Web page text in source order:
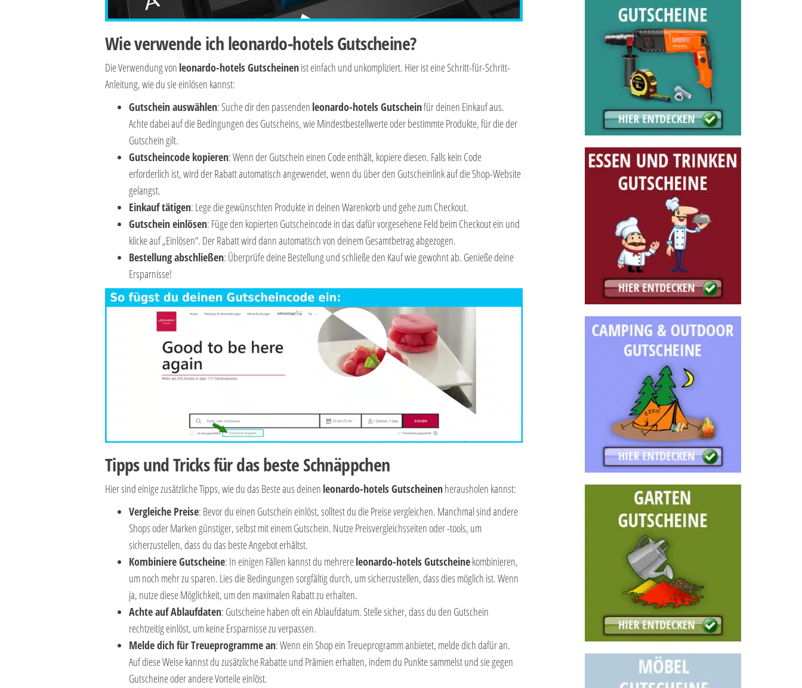
Wie verwende ich leonardo-hotels Gutscheine?
Die Verwendung von leonardo-hotels Gutscheinenist einfach und unkompliziert. Hier ist eine Schritt-für-Schritt-
Anleitung, wie du sie einlösen kannst:
Gutschein auswählen: Suche dir den passenden leonardo-hotels Gutscheinfür deinen Einkauf aus.
Achte dabei auf die Bedingungen des Gutscheins, wie Mindestbestellwerte oder bestimmte Produkte, für die der
Gutschein gilt.
Gutscheincode kopieren: Wenn der Gutschein einen Code enthält, kopiere diesen. Falls kein Code
erforderlich ist, wird der Rabatt automatisch angewendet, wenn du über den Gutscheinlink auf die Shop-Website
gelangst.
Einkauf tätigen: Lege die gewünschten Produkte in deinen Warenkorb und gehe zum Checkout.
Gutschein einlösen: Füge den kopierten Gutscheincode in das dafür vorgesehene Feld beim Checkout ein und
klicke auf „Einlösen“. Der Rabatt wird dann automatisch von deinem Gesamtbetrag abgezogen.
Bestellung abschließen: Überprüfe deine Bestellung und schließe den Kauf wie gewohnt ab. Genieße deine
Ersparnisse!
Tipps und Tricks für das beste Schnäppchen
Hier sind einige zusätzliche Tipps, wie du das Beste aus deinen leonardo-hotels Gutscheinenherausholen kannst:
Vergleiche Preise: Bevor du einen Gutschein einlöst, solltest du die Preise vergleichen. Manchmal sind andere
Shops oder Marken günstiger, selbst mit einem Gutschein. Nutze Preisvergleichsseiten oder -tools, um
sicherzustellen, dass du das beste Angebot erhältst.
Kombiniere Gutscheine: In einigen Fällen kannst du mehrereleonardo-hotels Gutscheinekombinieren,
um noch mehr zu sparen. Lies die Bedingungen sorgfältig durch, um sicherzustellen, dass dies möglich ist. Wenn
ja, nutze diese Möglichkeit, um den maximalen Rabatt zu erhalten.
Achte auf Ablaufdaten: Gutscheine haben oft ein Ablaufdatum. Stelle sicher, dass du den Gutschein
rechtzeitig einlöst, um keine Ersparnisse zu verpassen.
Melde dich für Treueprogramme an: Wenn ein Shop ein Treueprogramm anbietet, melde dich dafür an.
Auf diese Weise kannst du zusätzliche Rabatte und Prämien erhalten, indem du Punkte sammelst und sie gegen
Gutscheine oder andere Vorteile einlöst.